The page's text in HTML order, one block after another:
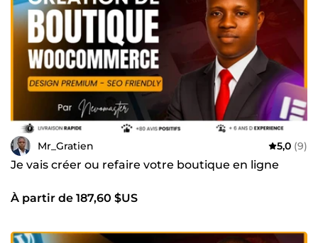
Mr_Gratien 5,0 (9)
Je vais créer ou refaire votre boutique en ligne
À partir de 187,60 $US